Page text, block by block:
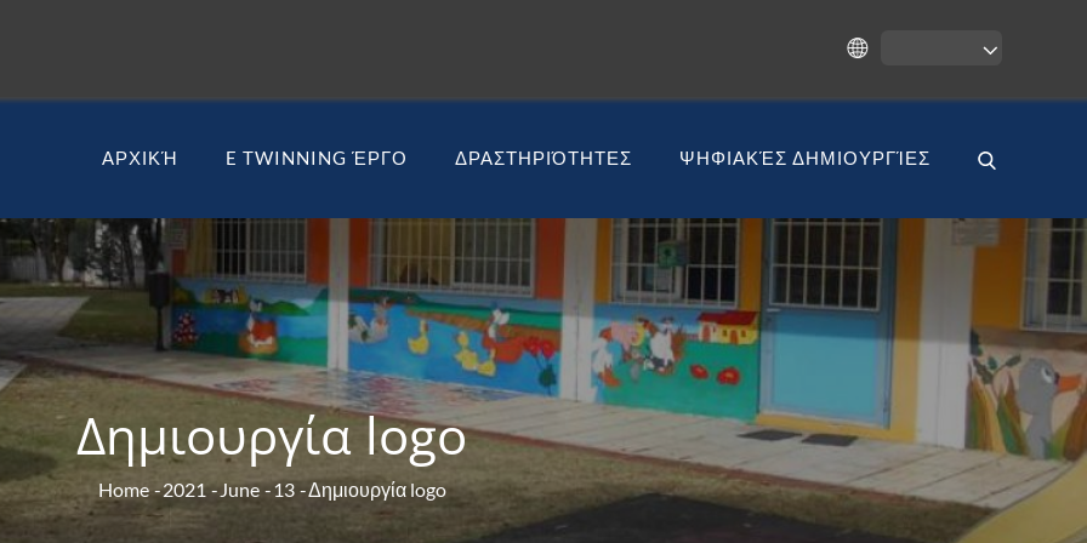
ΑΡΧΙΚΉ E TWINNING ΈΡΓΟ ΔΡΑΣΤΗΡΙΌΤΗΤΕΣ ΨΗΦΙΑΚΈΣ ΔΗΜΙΟΥΡΓΊΕΣ
Δημιουργία logo
Home 2021 June 13 Δημιουργία logo